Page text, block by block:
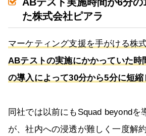
ABテスト実施時間が6分の
た株式会社ピアラ
マーケティング支援を手がける株
ABテストの実施にかかっていた時
の導入によって30分から5分に短縮
同社では以前にもSquad beyondを
が、社内への浸透が難しく一度解